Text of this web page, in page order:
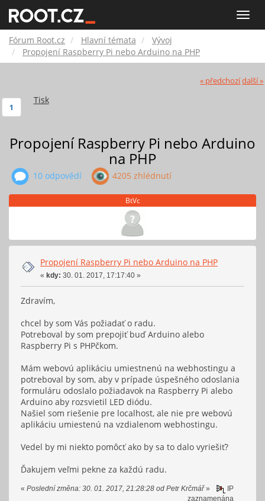
Toggle
Root.cz
Fórum Root.cz Hlavní témata
Vývoj
Propojení Raspberry Pi nebo Arduino na PHP
« předchozídalší »
Tisk
1
Propojení Raspberry Pi nebo Arduino
na PHP
10 odpovědí 4205 zhlédnutí
BtVc
Propojení Raspberry Pi nebo Arduino na PHP
« kdy: 30. 01. 2017, 17:17:40 »
Zdravím,
chcel by som Vás požiadať o radu.
Potreboval by som prepojiť buď Arduino alebo
Raspberry Pi s PHPčkom.
Mám webovú aplikáciu umiestnenú na webhostingu a
potreboval by som, aby v prípade úspešného odoslania
formuláru odoslalo požiadavok na Raspberry Pi alebo
Arduino aby rozsvietil LED diódu.
Našiel som riešenie pre localhost, ale nie pre webovú
aplikáciu umiestenú na vzdialenom webhostingu.
Vedel by mi niekto pomôcť ako by sa to dalo vyriešiť?
Ďakujem veľmi pekne za každú radu.
« Poslední změna: 30. 01. 2017, 21:28:28 od Petr Krčmář»
IP
zaznamenána